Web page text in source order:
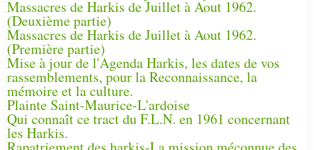
Massacres de Harkis de Juillet à Aout 1962.
(Deuxième partie)
Massacres de Harkis de Juillet à Aout 1962.
(Première partie)
Mise à jour de l'Agenda Harkis, les dates de vos
rassemblements, pour la Reconnaissance, la
mémoire et la culture.
Plainte Saint-Maurice-L'ardoise
Qui connaît ce tract du F.L.N. en 1961 concernant
les Harkis.